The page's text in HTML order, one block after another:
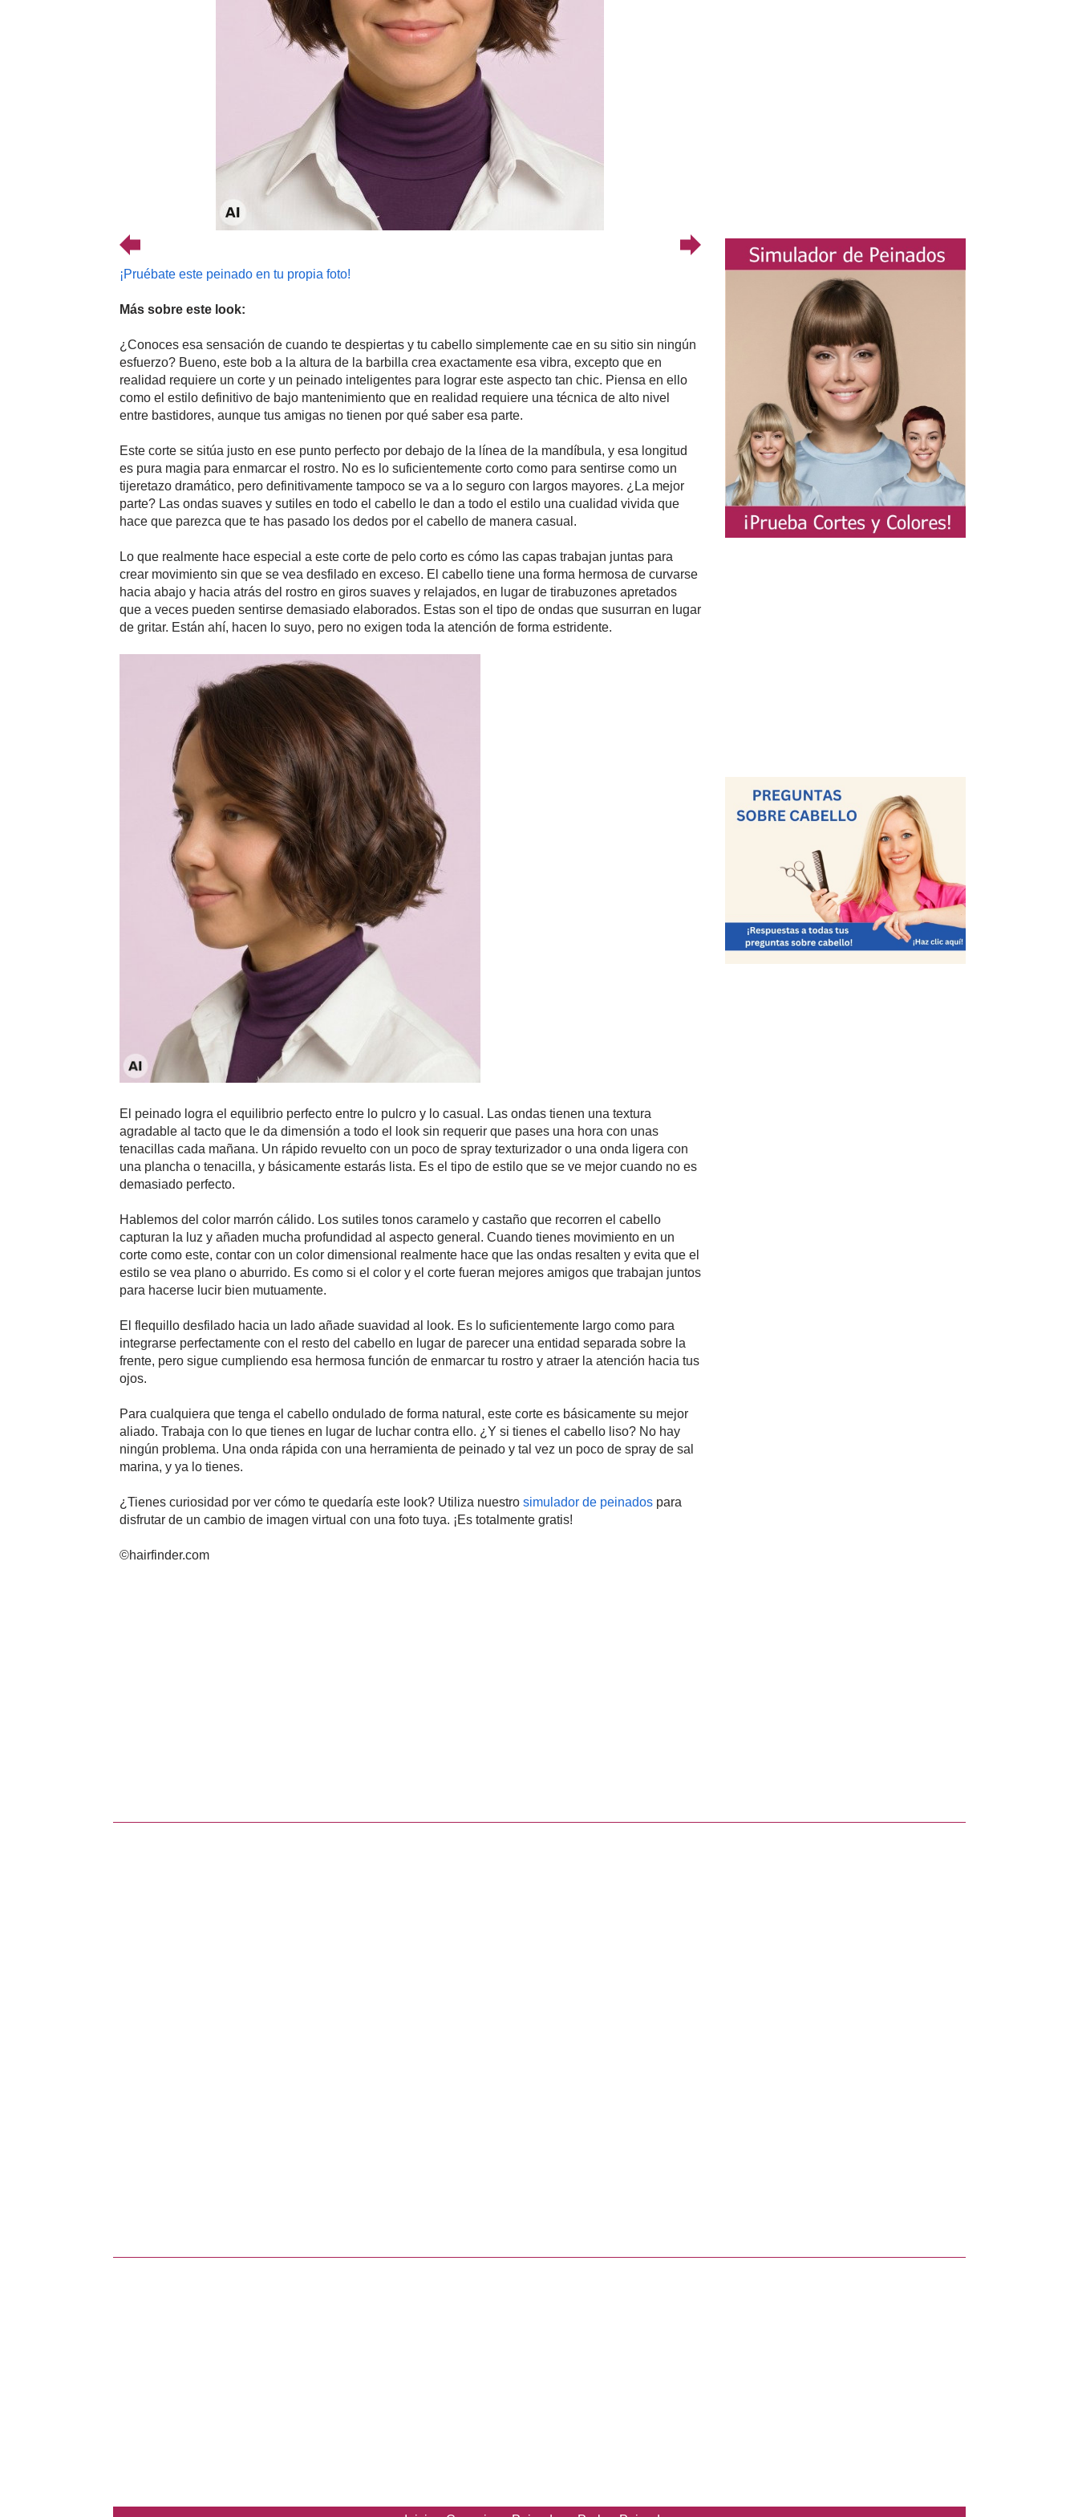
¡Pruébate este peinado en tu propia foto!
Más sobre este look:
¿Conoces esa sensación de cuando te despiertas y tu cabello simplemente cae en su sitio sin ningún
esfuerzo? Bueno, este bob a la altura de la barbilla crea exactamente esa vibra, excepto que en
realidad requiere un corte y un peinado inteligentes para lograr este aspecto tan chic. Piensa en ello
como el estilo definitivo de bajo mantenimiento que en realidad requiere una técnica de alto nivel
entre bastidores, aunque tus amigas no tienen por qué saber esa parte.
Este corte se sitúa justo en ese punto perfecto por debajo de la línea de la mandíbula, y esa longitud
es pura magia para enmarcar el rostro. No es lo suficientemente corto como para sentirse como un
tijeretazo dramático, pero definitivamente tampoco se va a lo seguro con largos mayores. ¿La mejor
parte? Las ondas suaves y sutiles en todo el cabello le dan a todo el estilo una cualidad vivida que
hace que parezca que te has pasado los dedos por el cabello de manera casual.
Lo que realmente hace especial a este corte de pelo corto es cómo las capas trabajan juntas para
crear movimiento sin que se vea desfilado en exceso. El cabello tiene una forma hermosa de curvarse
hacia abajo y hacia atrás del rostro en giros suaves y relajados, en lugar de tirabuzones apretados
que a veces pueden sentirse demasiado elaborados. Estas son el tipo de ondas que susurran en lugar
de gritar. Están ahí, hacen lo suyo, pero no exigen toda la atención de forma estridente.
El peinado logra el equilibrio perfecto entre lo pulcro y lo casual. Las ondas tienen una textura
agradable al tacto que le da dimensión a todo el look sin requerir que pases una hora con unas
tenacillas cada mañana. Un rápido revuelto con un poco de spray texturizador o una onda ligera con
una plancha o tenacilla, y básicamente estarás lista. Es el tipo de estilo que se ve mejor cuando no es
demasiado perfecto.
Hablemos del color marrón cálido. Los sutiles tonos caramelo y castaño que recorren el cabello
capturan la luz y añaden mucha profundidad al aspecto general. Cuando tienes movimiento en un
corte como este, contar con un color dimensional realmente hace que las ondas resalten y evita que el
estilo se vea plano o aburrido. Es como si el color y el corte fueran mejores amigos que trabajan juntos
para hacerse lucir bien mutuamente.
El flequillo desfilado hacia un lado añade suavidad al look. Es lo suficientemente largo como para
integrarse perfectamente con el resto del cabello en lugar de parecer una entidad separada sobre la
frente, pero sigue cumpliendo esa hermosa función de enmarcar tu rostro y atraer la atención hacia tus
ojos.
Para cualquiera que tenga el cabello ondulado de forma natural, este corte es básicamente su mejor
aliado. Trabaja con lo que tienes en lugar de luchar contra ello. ¿Y si tienes el cabello liso? No hay
ningún problema. Una onda rápida con una herramienta de peinado y tal vez un poco de spray de sal
marina, y ya lo tienes.
¿Tienes curiosidad por ver cómo te quedaría este look? Utiliza nuestro simulador de peinadospara
disfrutar de un cambio de imagen virtual con una foto tuya. ¡Es totalmente gratis!
©hairfinder.com